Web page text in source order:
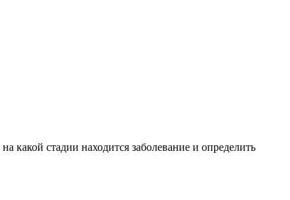
какой стадии находится заболевание и определить